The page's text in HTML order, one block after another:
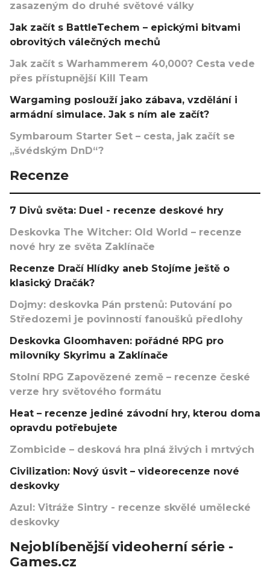
zasazeným do druhé světové války
Jak začít s BattleTechem – epickými bitvami
obrovitých válečných mechů
Jak začít s Warhammerem 40,000? Cesta vede
přes přístupnější Kill Team
Wargaming poslouží jako zábava, vzdělání i
armádní simulace. Jak s ním ale začít?
Symbaroum Starter Set – cesta, jak začít se
„švédským DnD“?
Recenze
7 Divů světa: Duel - recenze deskové hry
Deskovka The Witcher: Old World – recenze
nové hry ze světa Zaklínače
Recenze Dračí Hlídky aneb Stojíme ještě o
klasický Dračák?
Dojmy: deskovka Pán prstenů: Putování po
Středozemi je povinností fanoušků předlohy
Deskovka Gloomhaven: pořádné RPG pro
milovníky Skyrimu a Zaklínače
Stolní RPG Zapovězené země – recenze české
verze hry světového formátu
Heat – recenze jediné závodní hry, kterou doma
opravdu potřebujete
Zombicide – desková hra plná živých i mrtvých
Civilization: Nový úsvit – videorecenze nové
deskovky
Azul: Vitráže Sintry - recenze skvělé umělecké
deskovky
Nejoblíbenější videoherní série -
Games.cz